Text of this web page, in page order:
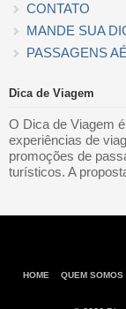
CONTATO
MANDE SUA
PASSAGENS
Dica de Viagem
O Dica de Viagem
experiências de
promoções de
turísticos. A
HOME QUEM SOMOS